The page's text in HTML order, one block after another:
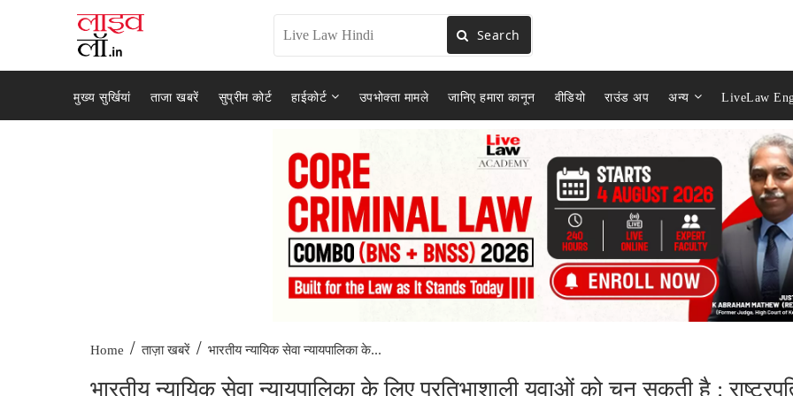
Search
मुख्य सुर्खियां ताजा खबरें सुप्रीम कोर्ट हाईकोर्ट उपभोक्ता मामले जानिए हमारा कानून वीडियो राउंड अप अन्य LiveLaw
Home / ताज़ा खबरें / भारतीय न्यायिक सेवा न्यायपालिका के...
भारतीय न्यायिक सेवा न्यायपालिका के लिए प्रतिभाशाली युवाओं को चुन सकती है :